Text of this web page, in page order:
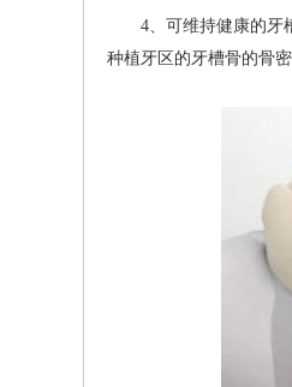
4、可维持健康的牙槽
种植牙区的牙槽骨的骨